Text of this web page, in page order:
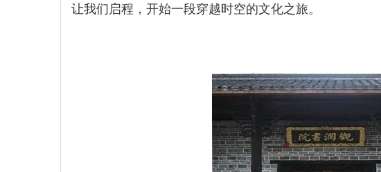
让我们启程，开始一段穿越时空的文化之旅。